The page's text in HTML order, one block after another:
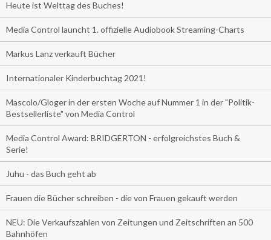
Heute ist Welttag des Buches!
Media Control launcht 1. offizielle Audiobook Streaming-Charts
Markus Lanz verkauft Bücher
Internationaler Kinderbuchtag 2021!
Mascolo/Gloger in der ersten Woche auf Nummer 1 in der "Politik-
Bestsellerliste" von Media Control
Media Control Award: BRIDGERTON - erfolgreichstes Buch &
Serie!
Juhu - das Buch geht ab
Frauen die Bücher schreiben - die von Frauen gekauft werden
NEU: Die Verkaufszahlen von Zeitungen und Zeitschriften an 500
Bahnhöfen